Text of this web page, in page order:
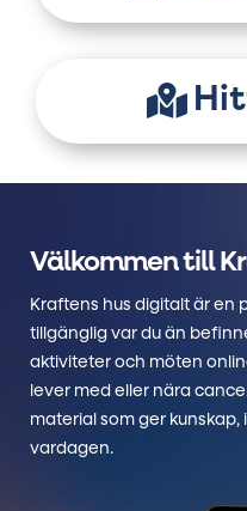
Välkommen till
Kraftens hus digitalt är en
tillgänglig var du än
aktiviteter och möten
lever med eller nära
material som ger
vardagen.